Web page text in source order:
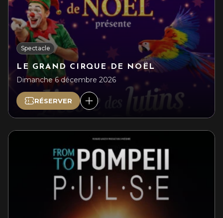
Spectacle
LE GRAND CIRQUE DE NOËL
Dimanche 6 décembre 2026
RÉSERVER